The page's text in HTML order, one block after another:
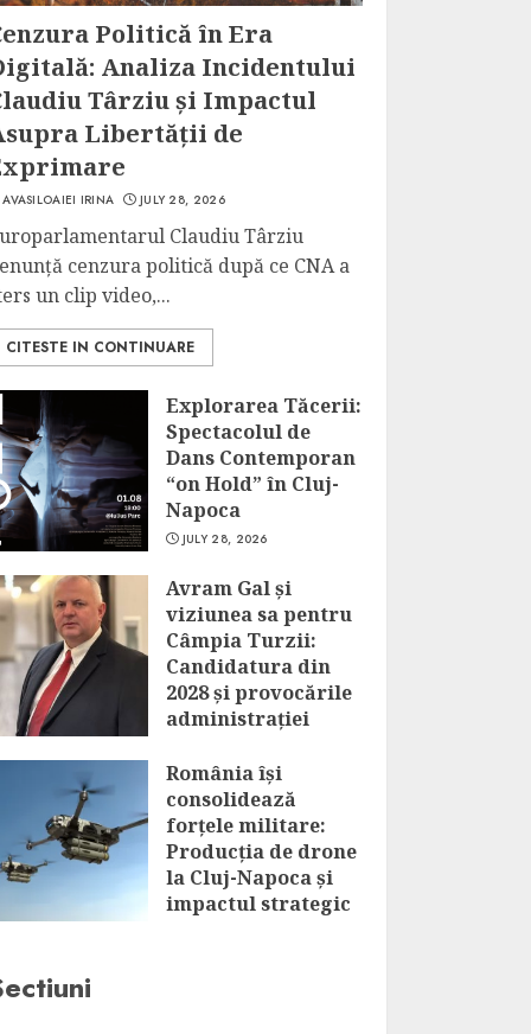
Politică în Era
Analiza Incidentului
Târziu și Impactul
Libertății de
AVASILOAIEI IRINA JULY 28, 2026
Claudiu Târziu
cenzura politică după ce CNA a
un clip video,...
CITESTE IN CONTINUARE
Explorarea Tăcerii:
Spectacolul de
Dans Contemporan
“on Hold” în Cluj-
Napoca
JULY 28, 2026
Avram Gal și
viziunea sa pentru
Câmpia Turzii:
Candidatura din
2028 și provocările
administrației
JULY 28, 2026
România își
consolidează
forțele militare:
Producția de drone
la Cluj-Napoca și
impactul strategic